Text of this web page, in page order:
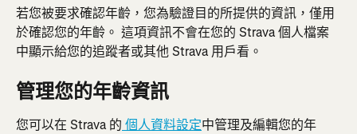
若您被要求確認年齡，您為驗證目的所提供的資訊，僅用
於確認您的年齡。 這項資訊不會在您的 Strava 個人檔案
中顯示給您的追蹤者或其他 Strava 用戶看。
管理您的年齡資訊
您可以在 Strava 的 個人資料設定中管理及編輯您的年